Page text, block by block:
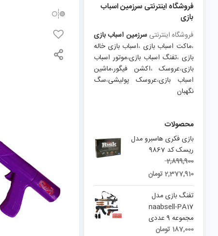
فروشگاه اینترنتی سرزمین اسباب
بازی
فروشگاه اینترنتیسرزمین اسباب بازی
،ماکت اسباب بازی ،اسباب بازی خاله
بازی،تفنگ اسباب بازی،موتور اسباب
بازی،عروسک،اکشن فیگور،ماشین
اسباب بازی،عروسک پولیشی،سگ
نگهبان
محصولات
بازی فکری هاسبرو مدل
ریسک کد 9867
2,899,900
Original
price
was:
2,899,900 تومان.
2,377,910تومان
price
تفنگ بازی مدل
naabsell-PA17
مجموعه 9 عددی
187,000 تومان